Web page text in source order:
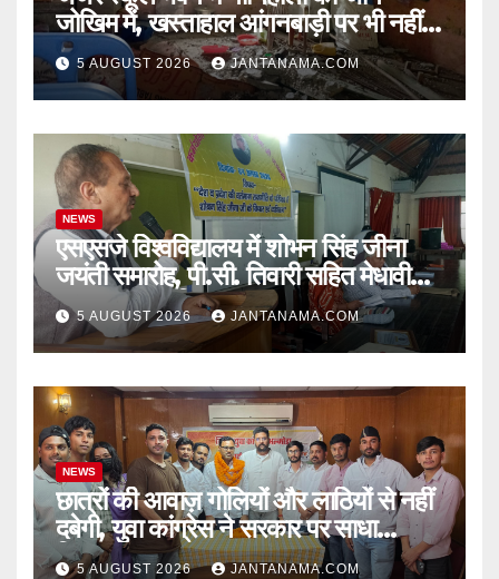
जोखिम में, खस्ताहाल आंगनबाड़ी पर भी नहीं
जागा प्रशासन
5 AUGUST 2026 JANTANAMA.COM
NEWS
एसएसजे विश्वविद्यालय में शोभन सिंह जीना
जयंती समारोह, पी.सी. तिवारी सहित मेधावी
छात्र हुए सम्मानित
5 AUGUST 2026 JANTANAMA.COM
NEWS
छात्रों की आवाज़ गोलियों और लाठियों से नहीं
दबेगी, युवा कांग्रेस ने सरकार पर साधा
निशाना
5 AUGUST 2026 JANTANAMA.COM